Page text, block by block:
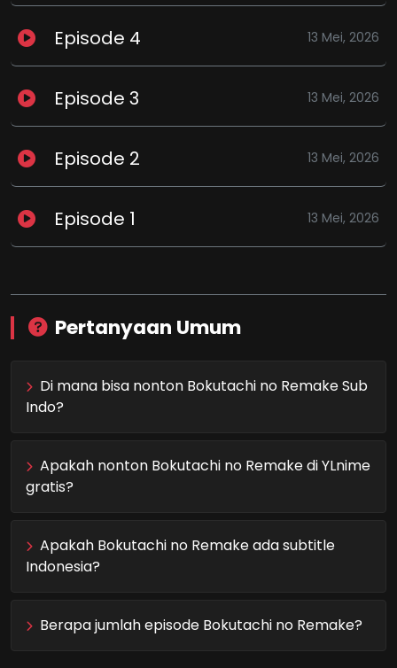
Episode 4 13 Mei, 2026
Episode 3 13 Mei, 2026
Episode 2 13 Mei, 2026
Episode 1 13 Mei, 2026
Pertanyaan Umum
Di mana bisa nonton Bokutachi no Remake Sub
Indo?
Apakah nonton Bokutachi no Remake di YLnime
gratis?
Apakah Bokutachi no Remake ada subtitle
Indonesia?
Berapa jumlah episode Bokutachi no Remake?